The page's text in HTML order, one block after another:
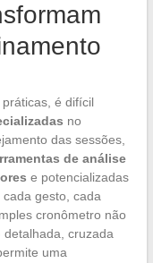
é difícil
no
das sessões,
de análise
e potencializadas
cada gesto, cada
cronômetro não
detalhada, cruzada
uma